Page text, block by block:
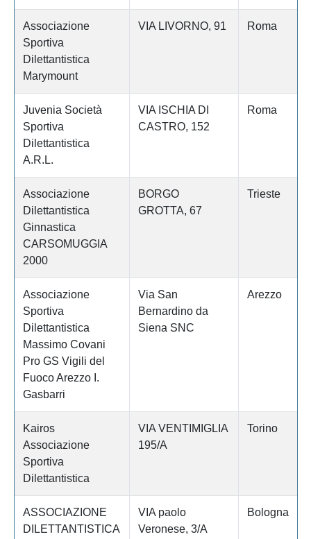
Associazione
Sportiva
Dilettantistica
Marymount
VIA LIVORNO, 91 Roma
Juvenia Società
Sportiva
Dilettantistica
A.R.L.
VIA ISCHIA DI
CASTRO, 152
Roma
Associazione
Dilettantistica
Ginnastica
CARSOMUGGIA
2000
BORGO
GROTTA, 67
Trieste
Associazione
Sportiva
Dilettantistica
Massimo Covani
Pro GS Vigili del
Fuoco Arezzo I.
Gasbarri
Via San
Bernardino da
Siena SNC
Arezzo
Kairos
Associazione
Sportiva
Dilettantistica
VIA VENTIMIGLIA
195/A
Torino
ASSOCIAZIONE
DILETTANTISTICA
VIA paolo
Veronese, 3/A
Bologna